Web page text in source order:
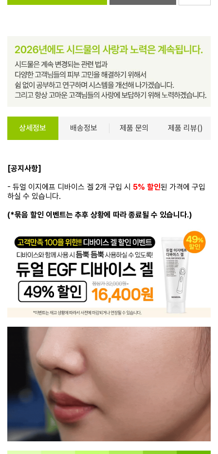
상세정보 배송정보 제품 문의 제품 리뷰()
[공지사항]
- 듀얼 이지에프 디바이스 겔 2개 구입 시 5% 할인된 가격에 구입
하실 수 있습니다.
(*묶음 할인 이벤트는 추후 상황에 따라 종료될 수 있습니다.)